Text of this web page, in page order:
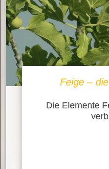
Feige –
Die Elemente